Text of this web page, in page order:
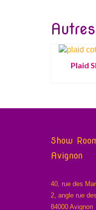
Plaid
Show
Avignon
40, rue des
2, angle rue
84000 Avignon